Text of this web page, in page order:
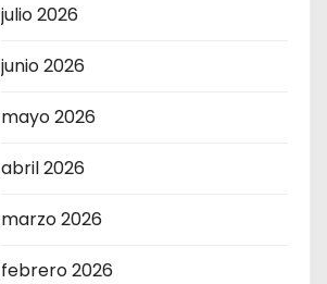
julio 2026
junio 2026
mayo 2026
abril 2026
marzo 2026
febrero 2026